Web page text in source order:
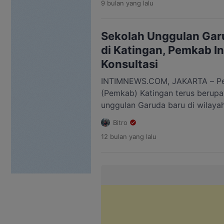
(POPNAS) XVII Tahun 2025,
digelar di GOR POPKi Cibubur,
9 bulan yang lalu
Sekolah Unggulan
di Katingan, Pemkab
Konsultasi
INTIMNEWS.COM, JAKARTA –
(Pemkab) Katingan terus
unggulan Garuda baru di
diwujudkan melalui kegiatan
dengan Kementerian
dan Teknologi RI di Jakarta,
Bitro
12 bulan yang lalu